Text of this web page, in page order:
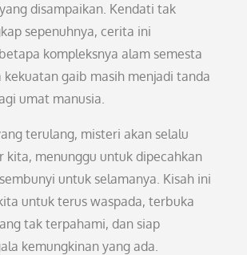
disampaikan. Kendati tak
sepenuhnya, cerita ini
kompleksnya alam semesta
kekuatan gaib masih menjadi tanda
umat manusia.
terulang, misteri akan selalu
kita, menunggu untuk dipecahkan
untuk selamanya. Kisah ini
untuk terus waspada, terbuka
tak terpahami, dan siap
kemungkinan yang ada.